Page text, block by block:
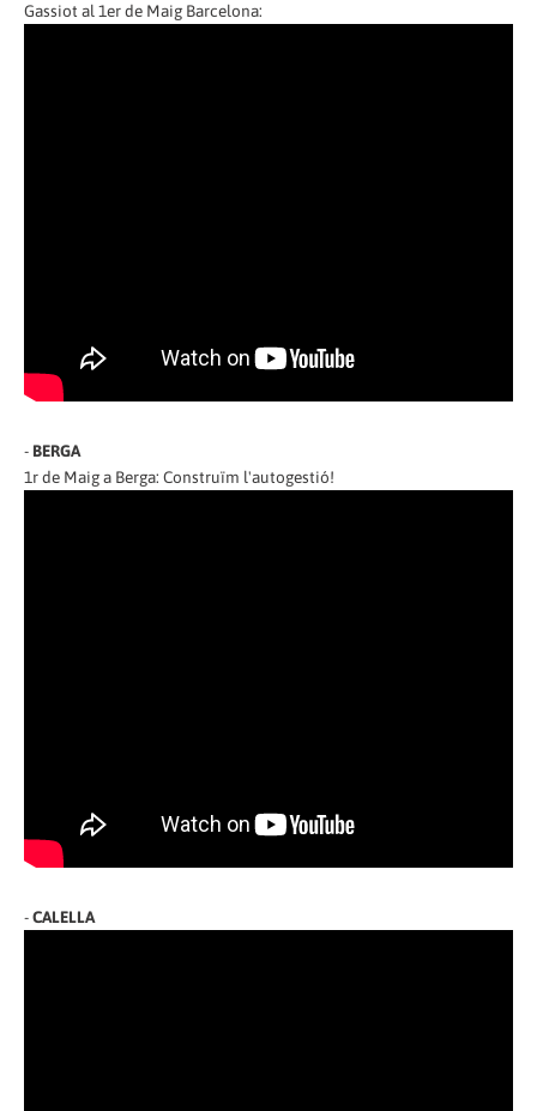
Gassiot al 1er de Maig Barcelona:
- BERGA
1r de Maig a Berga: Construïm l'autogestió!
-CALELLA